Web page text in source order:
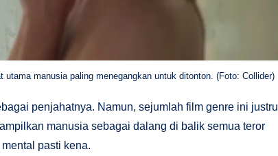
manusia paling menegangkan untuk ditonton. (Foto: Collider)
penjahatnya. Namun, sejumlah film genre ini justru
manusia sebagai dalang di balik semua teror
pasti kena.